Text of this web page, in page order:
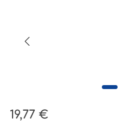
Regulärer Preis:
19,77 €